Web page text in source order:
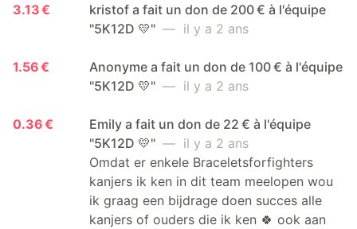
3.13 €
kristof a fait un don de 200 € à l'équipe
"5K12D 💛" — il y a 2 ans
1.56 €
Anonyme a fait un don de 100 € à l'équipe
"5K12D 💛" — il y a 2 ans
0.36 €
Emily a fait un don de 22 € à l'équipe
"5K12D 💛" — il y a 2 ans
Omdat er enkele Braceletsforfighters
kanjers ik ken in dit team meelopen wou
ik graag een bijdrage doen succes alle
kanjers of ouders die ik ken 🍀 ook aan